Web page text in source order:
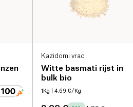
Kazidomi vrac
Witte basmati rijst in
bulk bio
1Kg | 4.69 €/Kg